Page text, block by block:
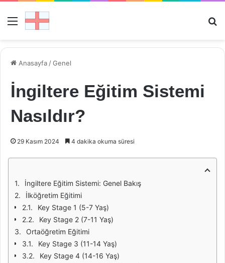
Menü
Anasayfa /Genel
İngiltere Eğitim Sistemi
Nasıldır?
29 Kasım 2024 4 dakika okuma süresi
İngiltere Eğitim Sistemi: Genel Bakış
İlköğretim Eğitimi
Key Stage 1 (5-7 Yaş)
Key Stage 2 (7-11 Yaş)
Ortaöğretim Eğitimi
Key Stage 3 (11-14 Yaş)
Key Stage 4 (14-16 Yaş)